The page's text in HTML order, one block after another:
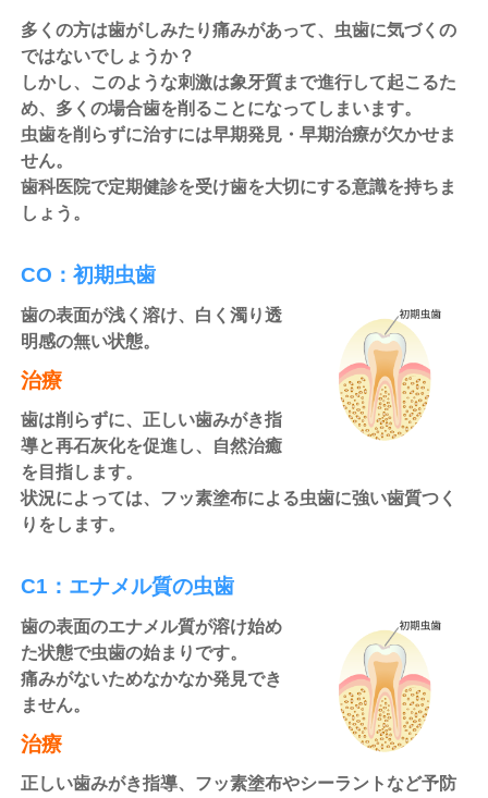
多くの方は歯がしみたり痛みがあって、虫歯に気づくの
ではないでしょうか？
しかし、このような刺激は象牙質まで進行して起こるた
め、多くの場合歯を削ることになってしまいます。
虫歯を削らずに治すには早期発見・早期治療が欠かせま
せん。
歯科医院で定期健診を受け歯を大切にする意識を持ちま
しょう。
CO：初期虫歯
歯の表面が浅く溶け、白く濁り透
明感の無い状態。
治療
歯は削らずに、正しい歯みがき指
導と再石灰化を促進し、自然治癒
を目指します。
状況によっては、フッ素塗布による虫歯に強い歯質つく
りをします。
C1：エナメル質の虫歯
歯の表面のエナメル質が溶け始め
た状態で虫歯の始まりです。
痛みがないためなかなか発見でき
ません。
治療
正しい歯みがき指導、フッ素塗布やシーラントなど予防